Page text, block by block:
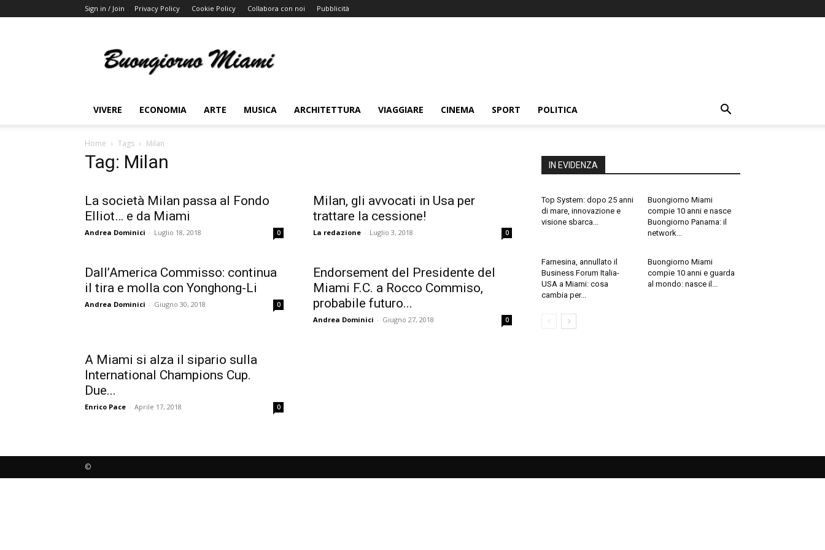
Sign in / Join Privacy Policy Cookie Policy Collabora con noi Pubblicità
Miami
VIVERE ECONOMIA ARTE MUSICA ARCHITETTURA VIAGGIARE CINEMA SPORT POLITICA
Home Tags Milan
Tag: Milan
La società Milan passa al Fondo
Elliot… e da Miami
Andrea Dominici - Luglio 18, 2018 0
Milan, gli avvocati in Usa per
trattare la cessione!
La redazione - Luglio 3, 2018 0
Dall’America Commisso: continua
il tira e molla con Yonghong-Li
Andrea Dominici - Giugno 30, 2018 0
Endorsement del Presidente del
Miami F.C. a Rocco Commiso,
probabile futuro...
Andrea Dominici - Giugno 27, 2018 0
A Miami si alza il sipario sulla
International Champions Cup.
Due...
Enrico Pace - Aprile 17, 2018 0
IN EVIDENZA
Top System: dopo 25 anni
di mare, innovazione e
visione sbarca...
Buongiorno Miami
compie 10 anni e nasce
Buongiorno Panama: il
network...
Farnesina, annullato il
Business Forum Italia-
USA a Miami: cosa
cambia per...
Buongiorno Miami
compie 10 anni e guarda
al mondo: nasce il...
©